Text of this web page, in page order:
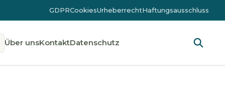
GDPRCookiesUrheberrechtHaftungsausschluss
Über unsKontaktDatenschutz